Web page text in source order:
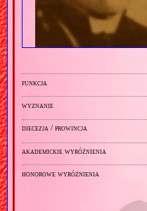
funkcja
wyznanie
diecezja / prowincja
akademickie wyróżnienia
honorowe wyróżnienia